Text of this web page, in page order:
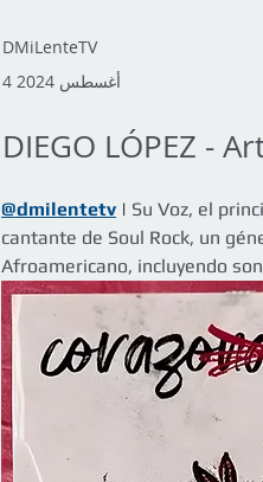
DMiLenteTV
4 أغسطس 2024
DIEGO LÓPEZ -
@dmilentetv | Su Voz, el
cantante de Soul Rock, un
Afroamericano, incluyendo